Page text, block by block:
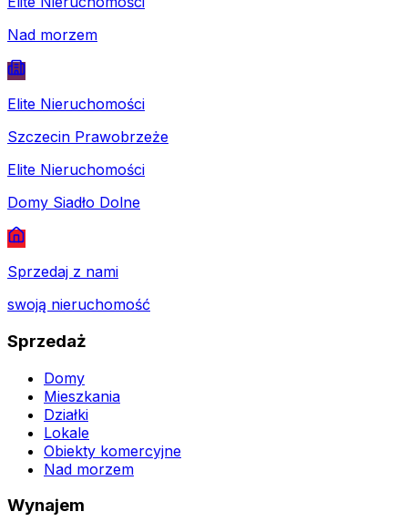
Nad morzem
Elite Nieruchomości
Szczecin Prawobrzeże
Elite Nieruchomości
Domy Siadło Dolne
Sprzedaj z nami
swoją nieruchomość
Sprzedaż
Domy
Mieszkania
Działki
Lokale
Obiekty komercyjne
Nad morzem
Wynajem